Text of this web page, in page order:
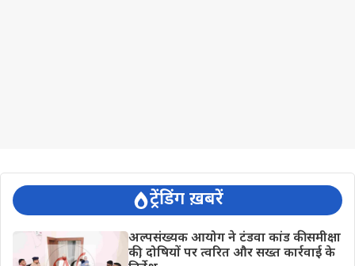
ट्रेंडिंग ख़बरें
अल्पसंख्यक आयोग ने टंडवा कांड की समीक्षा
की, दोषियों पर त्वरित और सख्त कार्रवाई के